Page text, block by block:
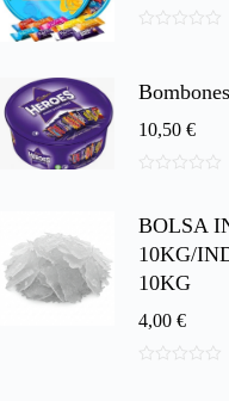
5
10,50 €
e
BOLSA
10KG/
10KG
4,00 €